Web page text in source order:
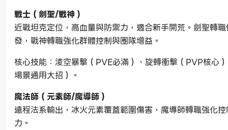
戰士（劍聖/戰神）
近戰坦克定位，高血量與防禦力，適合新手開荒。劍聖轉
發，戰神轉職強化群體控制與團隊增益。
核心技能：淩空暴擊（PVE必滿）、旋轉衝擊（PVP核心
場景通用大招）。
魔法師（元素師/魔導師）
遠程法系輸出，冰火元素覆蓋範圍傷害，魔導師轉職強化
力。